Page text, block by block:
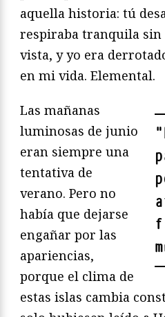
aquella historia: tú
respiraba tranquila sin
vista, y yo era
en mi vida. Elemental.
"
Las mañanas
luminosas de junio
eran siempre una
tentativa de
verano. Pero no
había que dejarse
engañar por las
apariencias,
porque el clima de
estas islas cambia